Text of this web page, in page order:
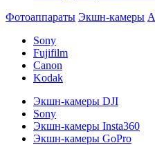
Фотоаппараты Экшн-камеры
Sony
Fujifilm
Canon
Kodak
Экшн-камеры DJI
Sony
Экшн-камеры Insta360
Экшн-камеры GoPro